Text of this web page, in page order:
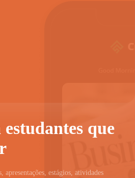
que
estágios, atividades